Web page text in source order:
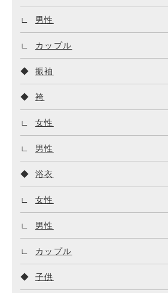
男性
カップル
振袖
袴
女性
男性
浴衣
女性
男性
カップル
子供